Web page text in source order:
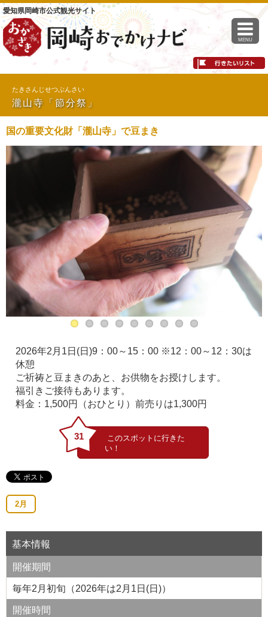
愛知県岡崎市公式観光サイト
MENU
たきさんじせつぶんさい
瀧山寺「節分祭」
国の重要文化財「瀧山寺」で豆まき
2026年2月1日(日)9：00～15：00 ※12：00～12：30は
休憩
ご祈祷と豆まきのあと、お供物をお授けします。
福引きご接待もあります。
料金：1,500円（おひとり）前売りは1,300円
31
2月
基本情報
開催期間
毎年2月初旬（2026年は2月1日(日)）
開催時間